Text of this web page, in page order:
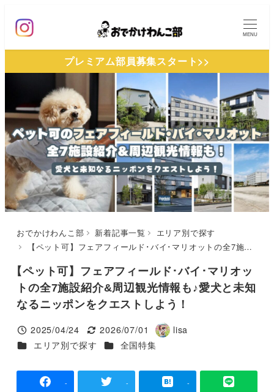
ン
ン
ツ
へ
移
動
MENU
プレミアム部員募集スタート>>
おでかけわんこ部 新着記事一覧
エリア別で探す
【ペット可】フェアフィールド･バイ･マリオットの全7施設紹介&周辺観光情報も♪愛犬と未知なるニッポンをクエストしよう！
【ペット可】フェアフィールド･バイ･マリオッ
トの全7施設紹介&周辺観光情報も♪愛犬と未知
なるニッポンをクエストしよう！
投稿日
2025/04/24
更新日
2026/07/01
著
者
lisa
カテゴリー
エリア別で探す カテゴリー
全国特集
- - -